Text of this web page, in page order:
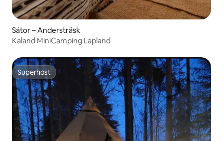
Sátor – Andersträsk
Kaland MiniCamping Lapland
Superhost
Superhost